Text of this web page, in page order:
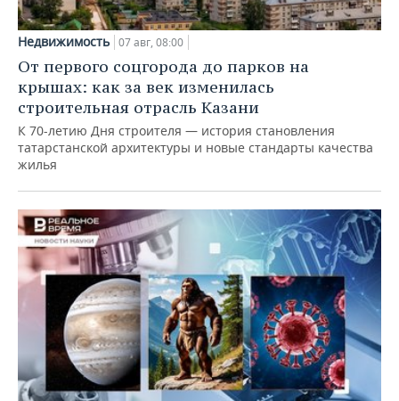
Недвижимость 07 авг, 08:00
От первого соцгорода до парков на
крышах: как за век изменилась
строительная отрасль Казани
К 70-летию Дня строителя — история становления
татарстанской архитектуры и новые стандарты качества
жилья